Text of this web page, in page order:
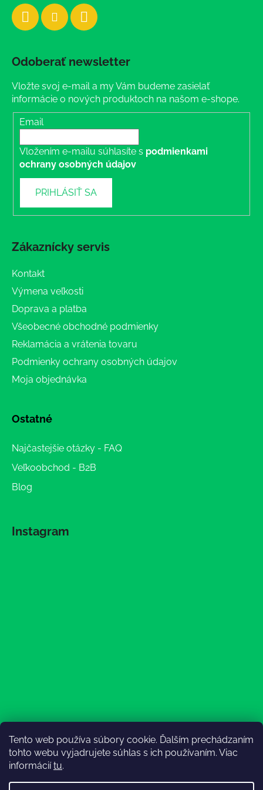
Tento web používa súbory cookie. Ďalším prechádzaním
tohto webu vyjadrujete súhlas s ich používaním. Viac
informáciítu.
Odoberať newsletter
Vložte svoj e-mail a my Vám budeme zasielať
informácie o nových produktoch na našom e-shope.
Email
Vložením e-mailu súhlasíte s podmienkami
ochrany osobných údajov
PRIHLÁSIŤ SA
Zákaznícky servis
Kontakt
Výmena veľkosti
Doprava a platba
Všeobecné obchodné podmienky
Reklamácia a vrátenia tovaru
Podmienky ochrany osobných údajov
Moja objednávka
Ostatné
Najčastejšie otázky - FAQ
Veľkoobchod - B2B
Blog
Instagram
Sledovať na Instagrame